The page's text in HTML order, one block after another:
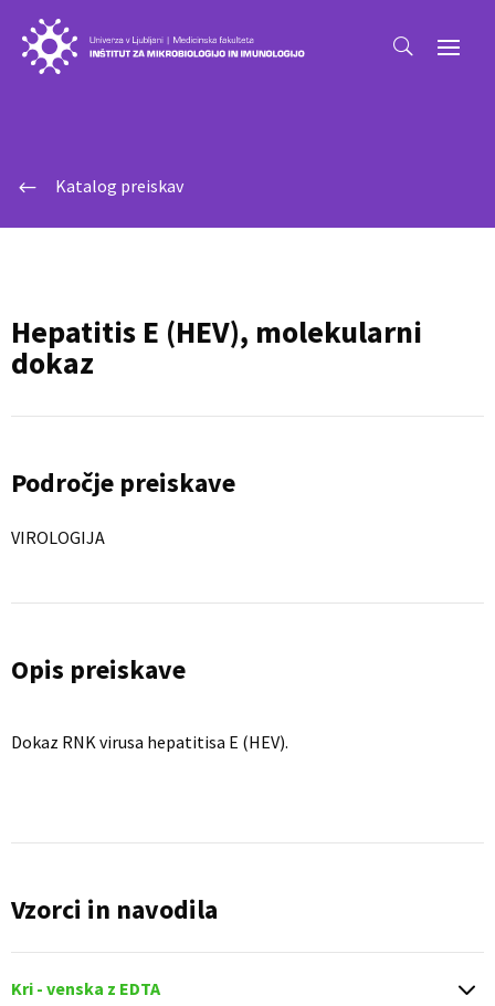
# Katalog preiskav
Hepatitis E (HEV), molekularni
dokaz
Področje preiskave
VIROLOGIJA
Opis preiskave
Dokaz RNK virusa hepatitisa E (HEV).
Vzorci in navodila
Kri - venska z EDTA